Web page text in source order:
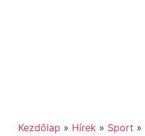
Kezdőlap » Hírek » Sport »